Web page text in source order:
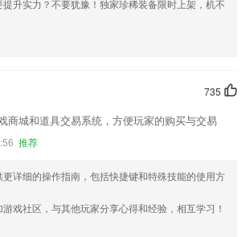
提升实力？不要犹豫！独家珍稀装备限时上架，机不
735
商城和道具交易系统，方便玩家的购买与交易
推荐
更详细的操作指南，包括快捷键和特殊技能的使用方
游戏社区，与其他玩家分享心得和经验，相互学习！